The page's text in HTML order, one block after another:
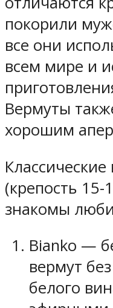
покорили
все они
всем мире и
Вермуты
хорошим
(крепость
знакомы
Bianko —
вермут
белого